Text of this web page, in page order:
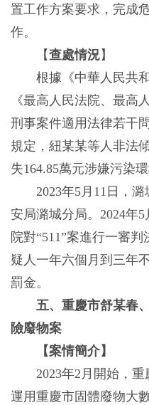
置工作方案要求，完成
作。
【查處情況】
根據《中華人民共和
《最高人民法院、最高
刑事案件適用法律若干
規定，紐某某等人非法
失164.85萬元涉嫌污染環
2023年5月11日，潞
安局潞城分局。2024年
院對“511”案進行一審
疑人一年六個月到三年
罰金。
五、重慶市舒某春
險廢物案
【案情簡介】
2023年2月開始，重
運用重慶市固體廢物大